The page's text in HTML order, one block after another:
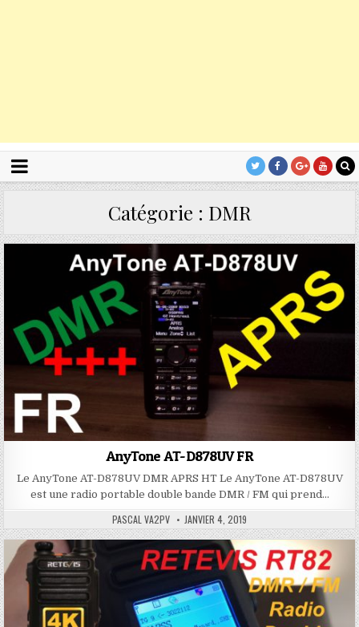
Catégorie : DMR
AnyTone AT-D878UV FR
Le AnyTone AT-D878UV DMR APRS HT Le AnyTone AT-D878UV
est une radio portable double bande DMR / FM qui prend…
PASCAL VA2PV JANVIER 4, 2019